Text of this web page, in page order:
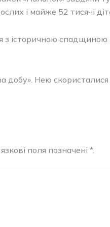
і майже 52 тисячі
історичною спадщиною
добу». Нею
поля позначені *.